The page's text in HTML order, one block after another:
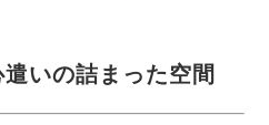
いの詰まった空間